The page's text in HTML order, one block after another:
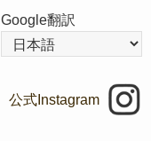
Google翻訳
公式Instagram